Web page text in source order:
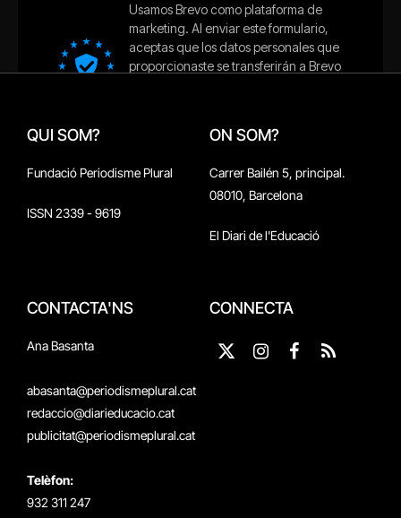
QUI SOM?
Fundació Periodisme Plural
ISSN 2339 - 9619
ON SOM?
Carrer Bailén 5, principal.
08010, Barcelona
El Diari de l'Educació
CONTACTA'NS
Ana Basanta
abasanta@periodismeplural.cat
redaccio@diarieducacio.cat
publicitat@periodismeplural.cat
Telèfon:
932 311 247
CONNECTA
X
Instagram
Facebook
RSS